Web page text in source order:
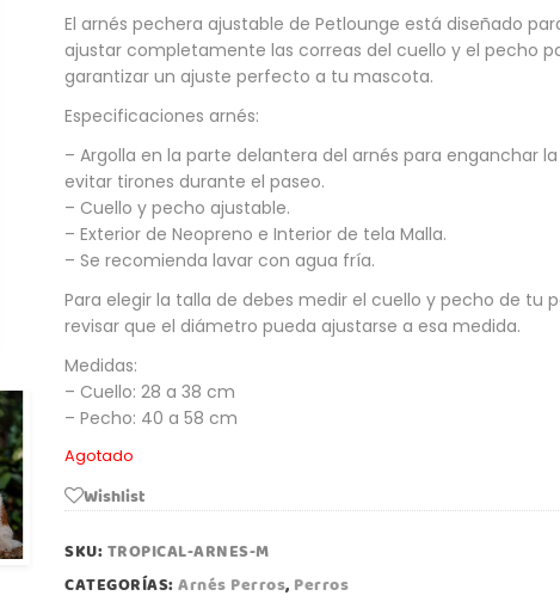
El arnés pechera ajustable de Petlounge está diseñado
ajustar completamente las correas del cuello y el pecho
garantizar un ajuste perfecto a tu mascota.
Especificaciones arnés:
– Argolla en la parte delantera del arnés para enganchar
evitar tirones durante el paseo.
– Cuello y pecho ajustable.
– Exterior de Neopreno e Interior de tela Malla.
– Se recomienda lavar con agua fría.
Para elegir la talla de debes medir el cuello y pecho de tu
revisar que el diámetro pueda ajustarse a esa medida.
Medidas:
– Cuello: 28 a 38 cm
– Pecho: 40 a 58 cm
Agotado
Wishlist
SKU: TROPICAL-ARNES-M
CATEGORÍAS: Arnés Perros, Perros